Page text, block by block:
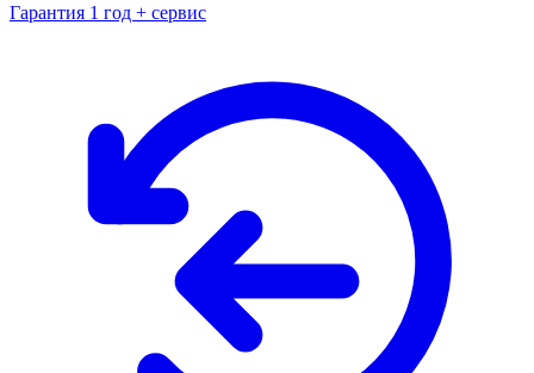
Гарантия 1 год + сервис